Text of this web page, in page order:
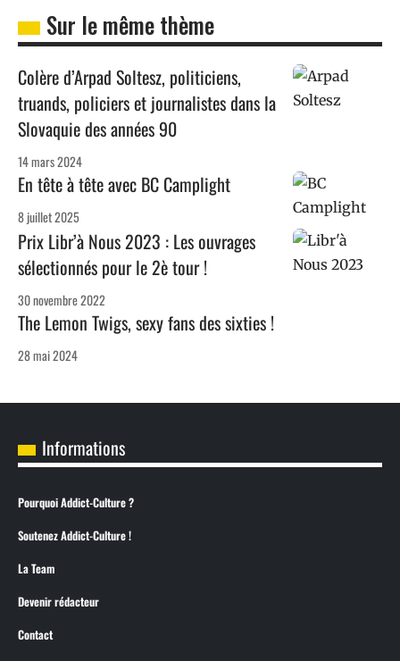
Sur le même thème
Colère d’Arpad Soltesz, politiciens,
truands, policiers et journalistes dans la
Slovaquie des années 90
14 mars 2024
En tête à tête avec BC Camplight
8 juillet 2025
Prix Libr’à Nous 2023 : Les ouvrages
sélectionnés pour le 2è tour !
30 novembre 2022
The Lemon Twigs, sexy fans des sixties !
28 mai 2024
Informations
Pourquoi Addict-Culture ?
Soutenez Addict-Culture !
La Team
Devenir rédacteur
Contact